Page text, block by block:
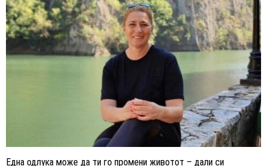
Една одлука може да ти го промени животот – дали си